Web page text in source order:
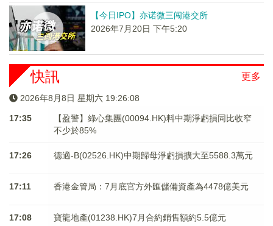
【今日IPO】亦诺微三闯港交所
2026年7月20日 下午5:20
更多
快訊
2026年8月8日 星期六 19:26:08
17:35
【盈警】綠心集團(00094.HK)料中期淨虧損同比收窄
不少於85%
17:26 德適-B(02526.HK)中期歸母淨虧損擴大至5588.3萬元
17:11 香港金管局：7月底官方外匯儲備資產為4478億美元
17:08 寶龍地產(01238.HK)7月合約銷售額約5.5億元